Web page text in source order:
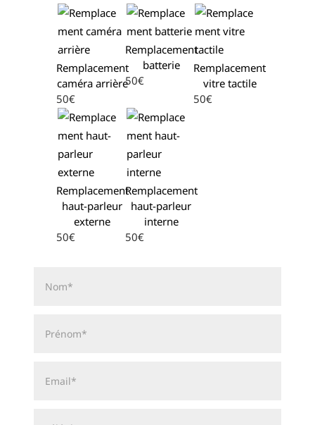
Remplacement
caméra arrière
50€
Remplacement
batterie
50€
Remplacement
vitre tactile
50€
Remplacement
haut-parleur
externe
50€
Remplacement
haut-parleur
interne
50€